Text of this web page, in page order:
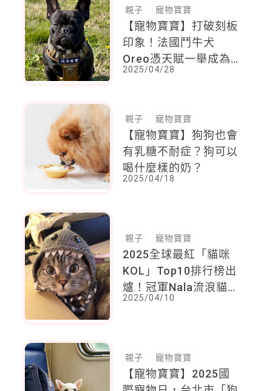
親子 寵物寶寶
【寵物寶寶】打破刻板
印象！法國鬥牛犬
Oreo憑天賦一舉成為
岐阜縣警局首隻囑託警
2025/04/28
親子 寵物寶寶
【寵物寶寶】狗狗也會
有乳糖不耐症？狗可以
喝什麼樣的奶？
2025/04/18
親子 寵物寶寶
2025全球最紅「貓咪
KOL」Top10排行榜出
爐！冠軍Nala流浪貓身
價29億，這隻「烏克蘭
2025/04/10
親子 寵物寶寶
【寵物寶寶】2025國